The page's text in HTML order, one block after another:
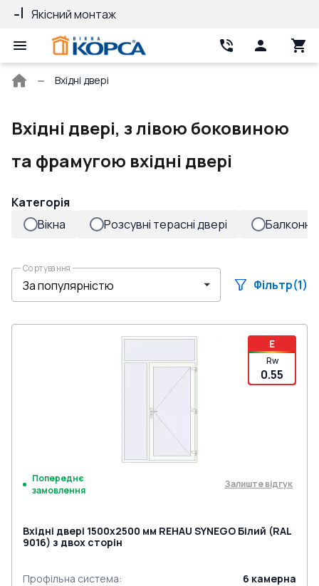
Якісний монтаж
Головна
Вхідні двері
Вхідні двері, з лівою боковиною
та фрамугою вхідні двері
Категорія
Вікна
Розсувні терасні двері Балконні
Сортування
Фільтр(1)
E
Rw
0.55
Попереднє
замовлення
Залиште відгук
Вхідні двері 1500x2500 мм REHAU SYNEGO Білий (RAL
9016) з двох сторін
Профільна система: 6 камерна